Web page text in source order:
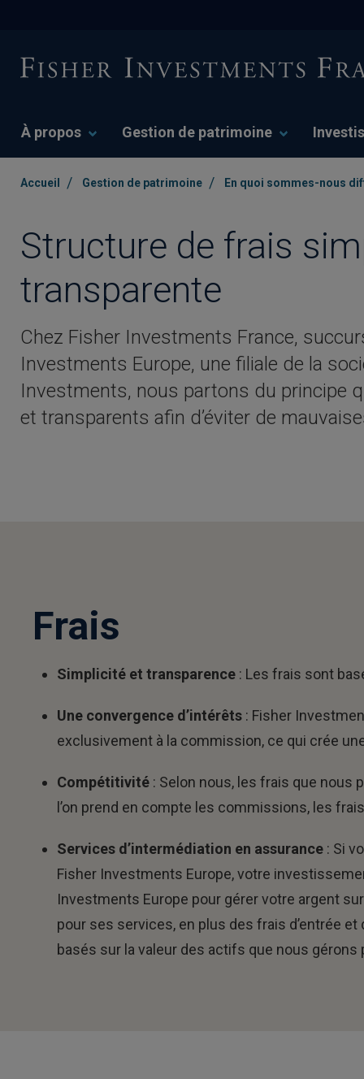
À propos Gestion de patrimoine
Accueil / Gestion de patrimoine / En quoi sommes-nous
Structure de frais
transparente
Chez Fisher Investments France,
Investments Europe, une filiale de la
Investments, nous partons du principe
et transparents afin d’éviter de
Frais
Simplicité et transparence : Les frais sont
Une convergence d’intérêts : Fisher
exclusivement à la commission, ce qui crée
Compétitivité : Selon nous, les frais que nous
l’on prend en compte les commissions, les
Services d’intermédiation en assurance : Si
Fisher Investments Europe, votre
Investments Europe pour gérer votre argent
pour ses services, en plus des frais d’entrée
basés sur la valeur des actifs que nous gérons